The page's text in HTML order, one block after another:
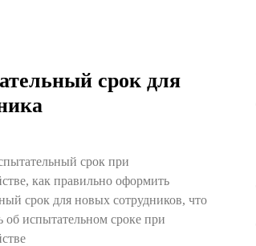
срок для
срок при
как правильно оформить
срок для новых сотрудников, что
об испытательном сроке при